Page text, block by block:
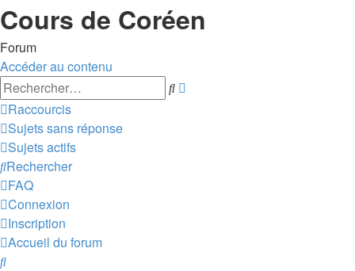
Cours de Coréen
Forum
Accéder au contenu
Rechercher
Raccourcis
Sujets sans réponse
Sujets actifs
Rechercher
FAQ
Connexion
Inscription
Accueil du forum
Rechercher